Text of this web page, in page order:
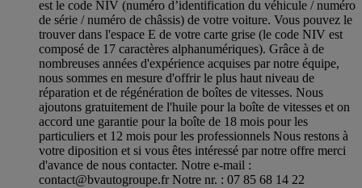
est le code NIV (numéro d’identification du véhicule / numéro
de série / numéro de châssis) de votre voiture. Vous pouvez le
trouver dans l'espace E de votre carte grise (le code NIV est
composé de 17 caractères alphanumériques). Grâce à de
nombreuses années d'expérience acquises par notre équipe,
nous sommes en mesure d'offrir le plus haut niveau de
réparation et de régénération de boîtes de vitesses. Nous
ajoutons gratuitement de l'huile pour la boîte de vitesses et on
accord une garantie pour la boîte de 18 mois pour les
particuliers et 12 mois pour les professionnels Nous restons à
votre diposition et si vous êtes intéressé par notre offre merci
d'avance de nous contacter. Notre e-mail :
contact@bvautogroupe.frNotre nr. : 07 85 68 14 22